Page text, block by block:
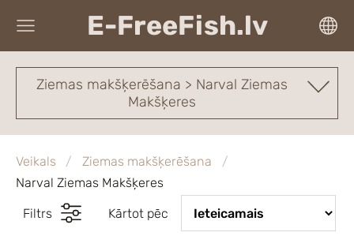
E-FreeFish.lv
Ziemas makšķerēšana > Narval Ziemas
Makšķeres
Veikals
Ziemas makšķerēšana
Narval Ziemas Makšķeres
Filtrs Kārtot pēc